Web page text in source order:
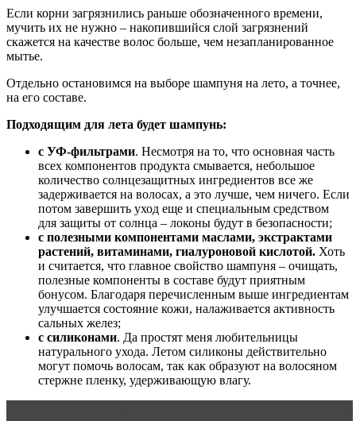
Если корни загрязнились раньше обозначенного времени,
мучить их не нужно – накопившийся слой загрязнений
скажется на качестве волос больше, чем незапланированное
мытье.
Отдельно остановимся на выборе шампуня на лето, а точнее,
на его составе.
Подходящим для лета будет шампунь:
с УФ-фильтрами. Несмотря на то, что основная часть
всех компонентов продукта смывается, небольшое
количество солнцезащитных ингредиентов все же
задерживается на волосах, а это лучше, чем ничего. Если
потом завершить уход еще и специальным средством
для защиты от солнца – локоны будут в безопасности;
с полезными компонентами маслами, экстрактами
растений, витаминами, гиалуроновой кислотой. Хоть
и считается, что главное свойство шампуня – очищать,
полезные компоненты в составе будут приятным
бонусом. Благодаря перечисленным выше ингредиентам
улучшается состояние кожи, налаживается активность
сальных желез;
с силиконами. Да простят меня любительницы
натурального ухода. Летом силиконы действительно
могут помочь волосам, так как образуют на волосяном
стержне пленку, удерживающую влагу.